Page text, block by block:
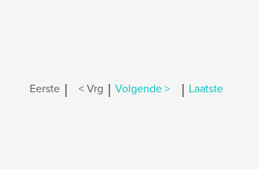
Eerste | < Vrg | Volgende > | Laatste